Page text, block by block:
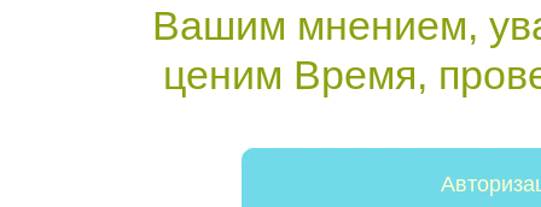
Вашим мнением,
ценим Время,